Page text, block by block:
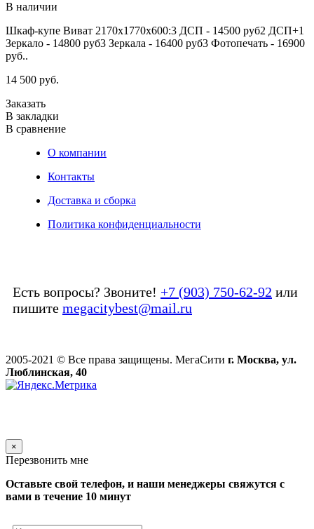
В наличии
Шкаф-купе Виват 2170х1770х600:3 ДСП - 14500 руб2 ДСП+1
Зеркало - 14800 руб3 Зеркала - 16400 руб3 Фотопечать - 16900
руб..
14 500 руб.
Заказать
В закладки
В сравнение
О компании
Контакты
Доставка и сборка
Политика конфиденциальности
Есть вопросы? Звоните! +7 (903) 750-62-92 или
пишите megacitybest@mail.ru
2005-2021 © Все права защищены. МегаСити г. Москва, ул.
Люблинская, 40
×
Перезвонить мне
Оставьте свой телефон, и наши менеджеры свяжутся с
вами в течение 10 минут